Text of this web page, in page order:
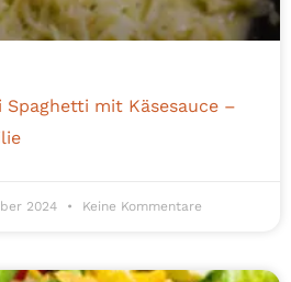
mit Käsesauce –
2024 Keine Kommentare